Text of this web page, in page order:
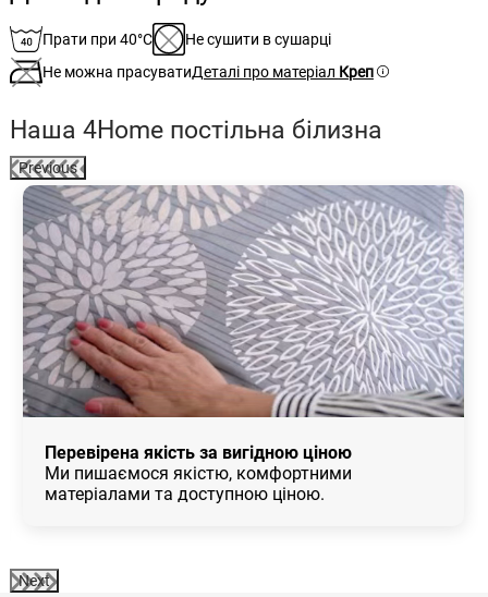
Прати при 40°C
Не сушити в сушарці
Не можна прасуватиДеталі про матеріал Креп
Наша 4Home постільна білизна
Previous
Перевірена якість за вигідною ціною
Ми пишаємося якістю, комфортними
матеріалами та доступною ціною.
Next